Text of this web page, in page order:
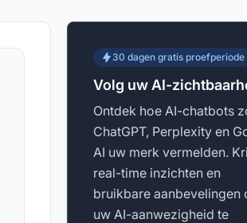
30 dagen gratis proefperiode
Volg uw AI-
Ontdek hoe AI-chatbots
ChatGPT, Perplexity en
AI uw merk vermelden.
real-time inzichten en
bruikbare aanbevelingen
uw AI-aanwezigheid te